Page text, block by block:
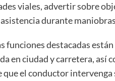
viales, advertir sobre
durante
funciones destacadas
en ciudad y carretera, así
que el conductor